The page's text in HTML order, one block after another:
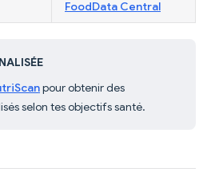
FoodData Central
pour obtenir des
selon tes objectifs santé.